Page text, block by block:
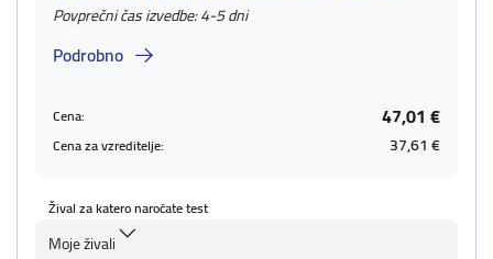
Povprečni čas izvedbe: 4-5 dni
Podrobno
Cena: 47,01 €
Cena za vzreditelje: 37,61 €
Žival za katero naročate test
Moje živali